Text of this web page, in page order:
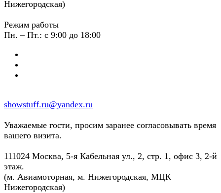
Нижегородская)
Режим работы
Пн. – Пт.: с 9:00 до 18:00
showstuff.ru@yandex.ru
Уважаемые гости, просим заранее согласовывать время
вашего визита.
111024 Москва, 5-я Кабельная ул., 2, стр. 1, офис 3, 2-й
этаж.
(м. Авиамоторная, м. Нижегородская, МЦК
Нижегородская)